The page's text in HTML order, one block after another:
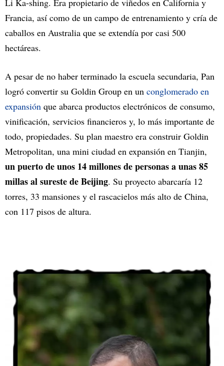
Li Ka-shing. Era propietario de viñedos en California y
Francia, así como de un campo de entrenamiento y cría de
caballos en Australia que se extendía por casi 500
hectáreas.
A pesar de no haber terminado la escuela secundaria, Pan
logró convertir su Goldin Group en un conglomerado en
expansión que abarca productos electrónicos de consumo,
vinificación, servicios financieros y, lo más importante de
todo, propiedades. Su plan maestro era construir Goldin
Metropolitan, una mini ciudad en expansión en Tianjin,
un puerto de unos 14 millones de personas a unas 85
millas al sureste de Beijing. Su proyecto abarcaría 12
torres, 33 mansiones y el rascacielos más alto de China,
con 117 pisos de altura.